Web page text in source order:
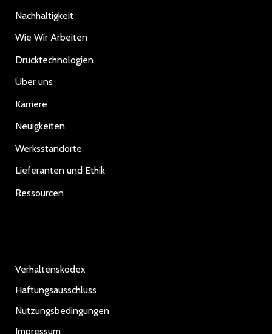
Nachhaltigkeit
Wie Wir Arbeiten
Drucktechnologien
Über uns
Karriere
Neuigkeiten
Werksstandorte
Lieferanten und Ethik
Ressourcen
Verhaltenskodex
Haftungsausschluss
Nutzungsbedingungen
Impressum